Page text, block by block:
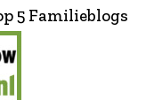
5 Familieblogs